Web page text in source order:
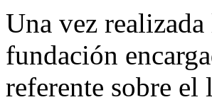
Una vez
fundación
referente sobre el